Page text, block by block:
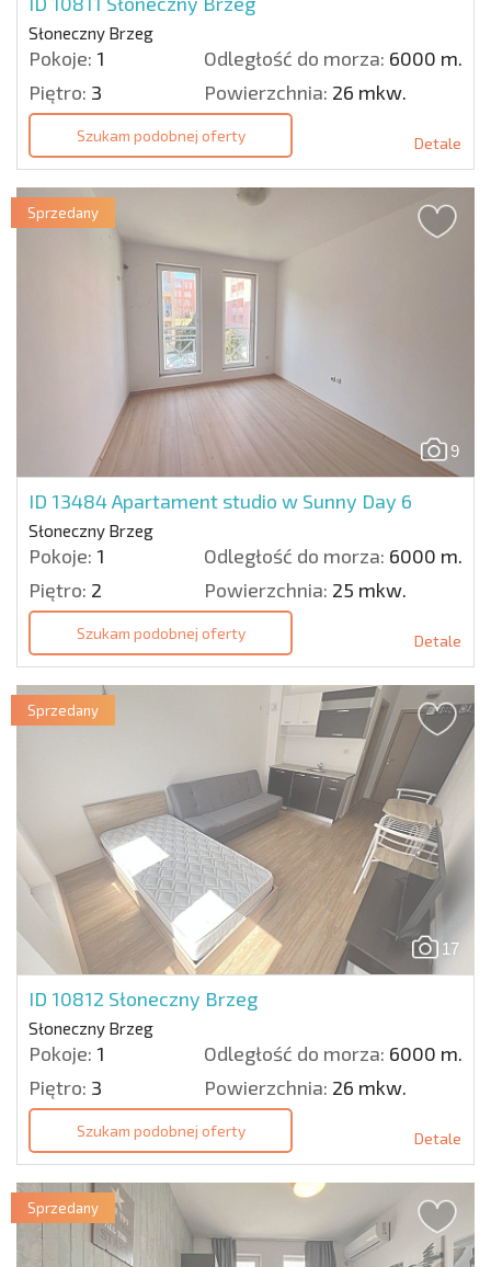
Słoneczny Brzeg
Pokoje: 1 Odległość do morza: 6000 m.
Piętro: 3 Powierzchnia: 26 mkw.
Szukam podobnej oferty Detale
9
ID 13484Apartament studio w Sunny Day 6
Słoneczny Brzeg
Pokoje: 1 Odległość do morza: 6000 m.
Piętro: 2 Powierzchnia: 25 mkw.
Sprzedany
Szukam podobnej oferty Detale
17
ID 10812 Słoneczny Brzeg
Słoneczny Brzeg
Pokoje: 1 Odległość do morza: 6000 m.
Piętro: 3 Powierzchnia: 26 mkw.
Sprzedany
Szukam podobnej oferty Detale
Sprzedany